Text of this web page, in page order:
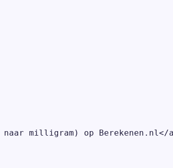
naar milligram) op Berekenen.nl</